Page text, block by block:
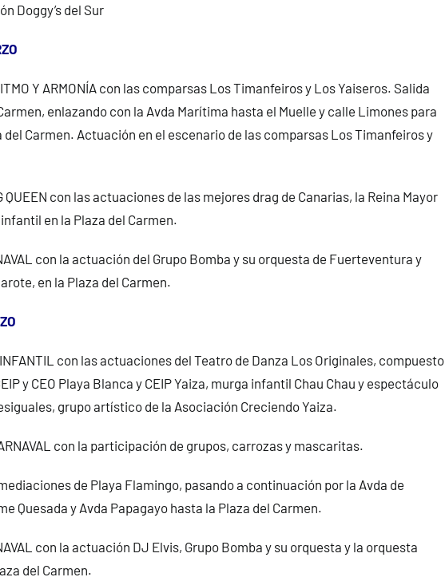
Doggy’s del Sur
Y ARMONÍA con las comparsas Los Timanfeiros y Los Yaiseros. Salida
enlazando con la Avda Marítima hasta el Muelle y calle Limones para
del Carmen. Actuación en el escenario de las comparsas Los Timanfeiros y
QUEEN con las actuaciones de las mejores drag de Canarias, la Reina Mayor
infantil en la Plaza del Carmen.
con la actuación del Grupo Bomba y su orquesta de Fuerteventura y
en la Plaza del Carmen.
con las actuaciones del Teatro de Danza Los Originales, compuesto
y CEO Playa Blanca y CEIP Yaiza, murga infantil Chau Chau y espectáculo
grupo artístico de la Asociación Creciendo Yaiza.
con la participación de grupos, carrozas y mascaritas.
de Playa Flamingo, pasando a continuación por la Avda de
Quesada y Avda Papagayo hasta la Plaza del Carmen.
con la actuación DJ Elvis, Grupo Bomba y su orquesta y la orquesta
del Carmen.